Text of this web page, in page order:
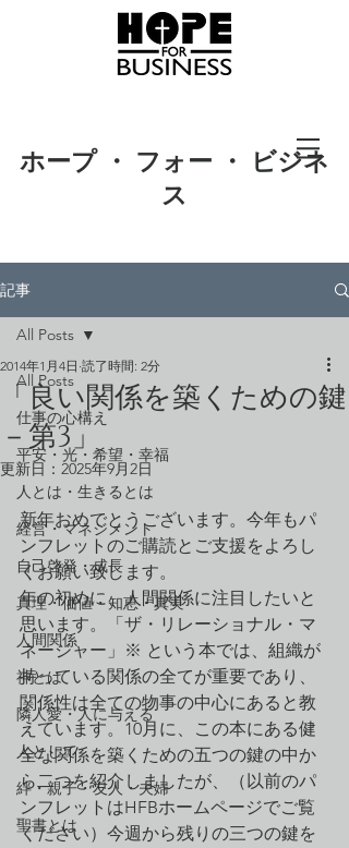
ホープ ・ フォー ・ ビジネ
ス
記事
All Posts
仕事の心構え
平安・光・希望・幸福
人とは・生きるとは
経営・マネジメント
自己啓発・成長
真理・価値・知恵・真実
人間関係
神とは
隣人愛・人に与える
人として
絆・親子・友人・夫婦
聖書とは
All Posts
「良い関係を築くための鍵
－第3」
2014年1月4日 読了時間: 2分
更新日： 2025年9月2日
新年おめでとうございます。今年もパ
ンフレットのご購読とご支援をよろし
くお願い致します。
年の初めに、人間関係に注目したいと
思います。「ザ・リレーショナル・マ
ネージャー」※ という本では、組織が
持っている関係の全てが重要であり、
関係性は全ての物事の中心にあると教
えています。10月に、この本にある健
全な関係を築くための五つの鍵の中か
ら二つを紹介しましたが、（以前のパ
ンフレットはHFBホームページでご覧
ください）今週から残りの三つの鍵を